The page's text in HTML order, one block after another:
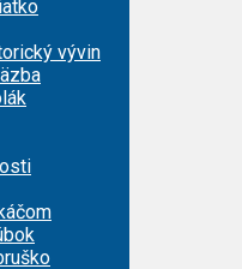
vývin